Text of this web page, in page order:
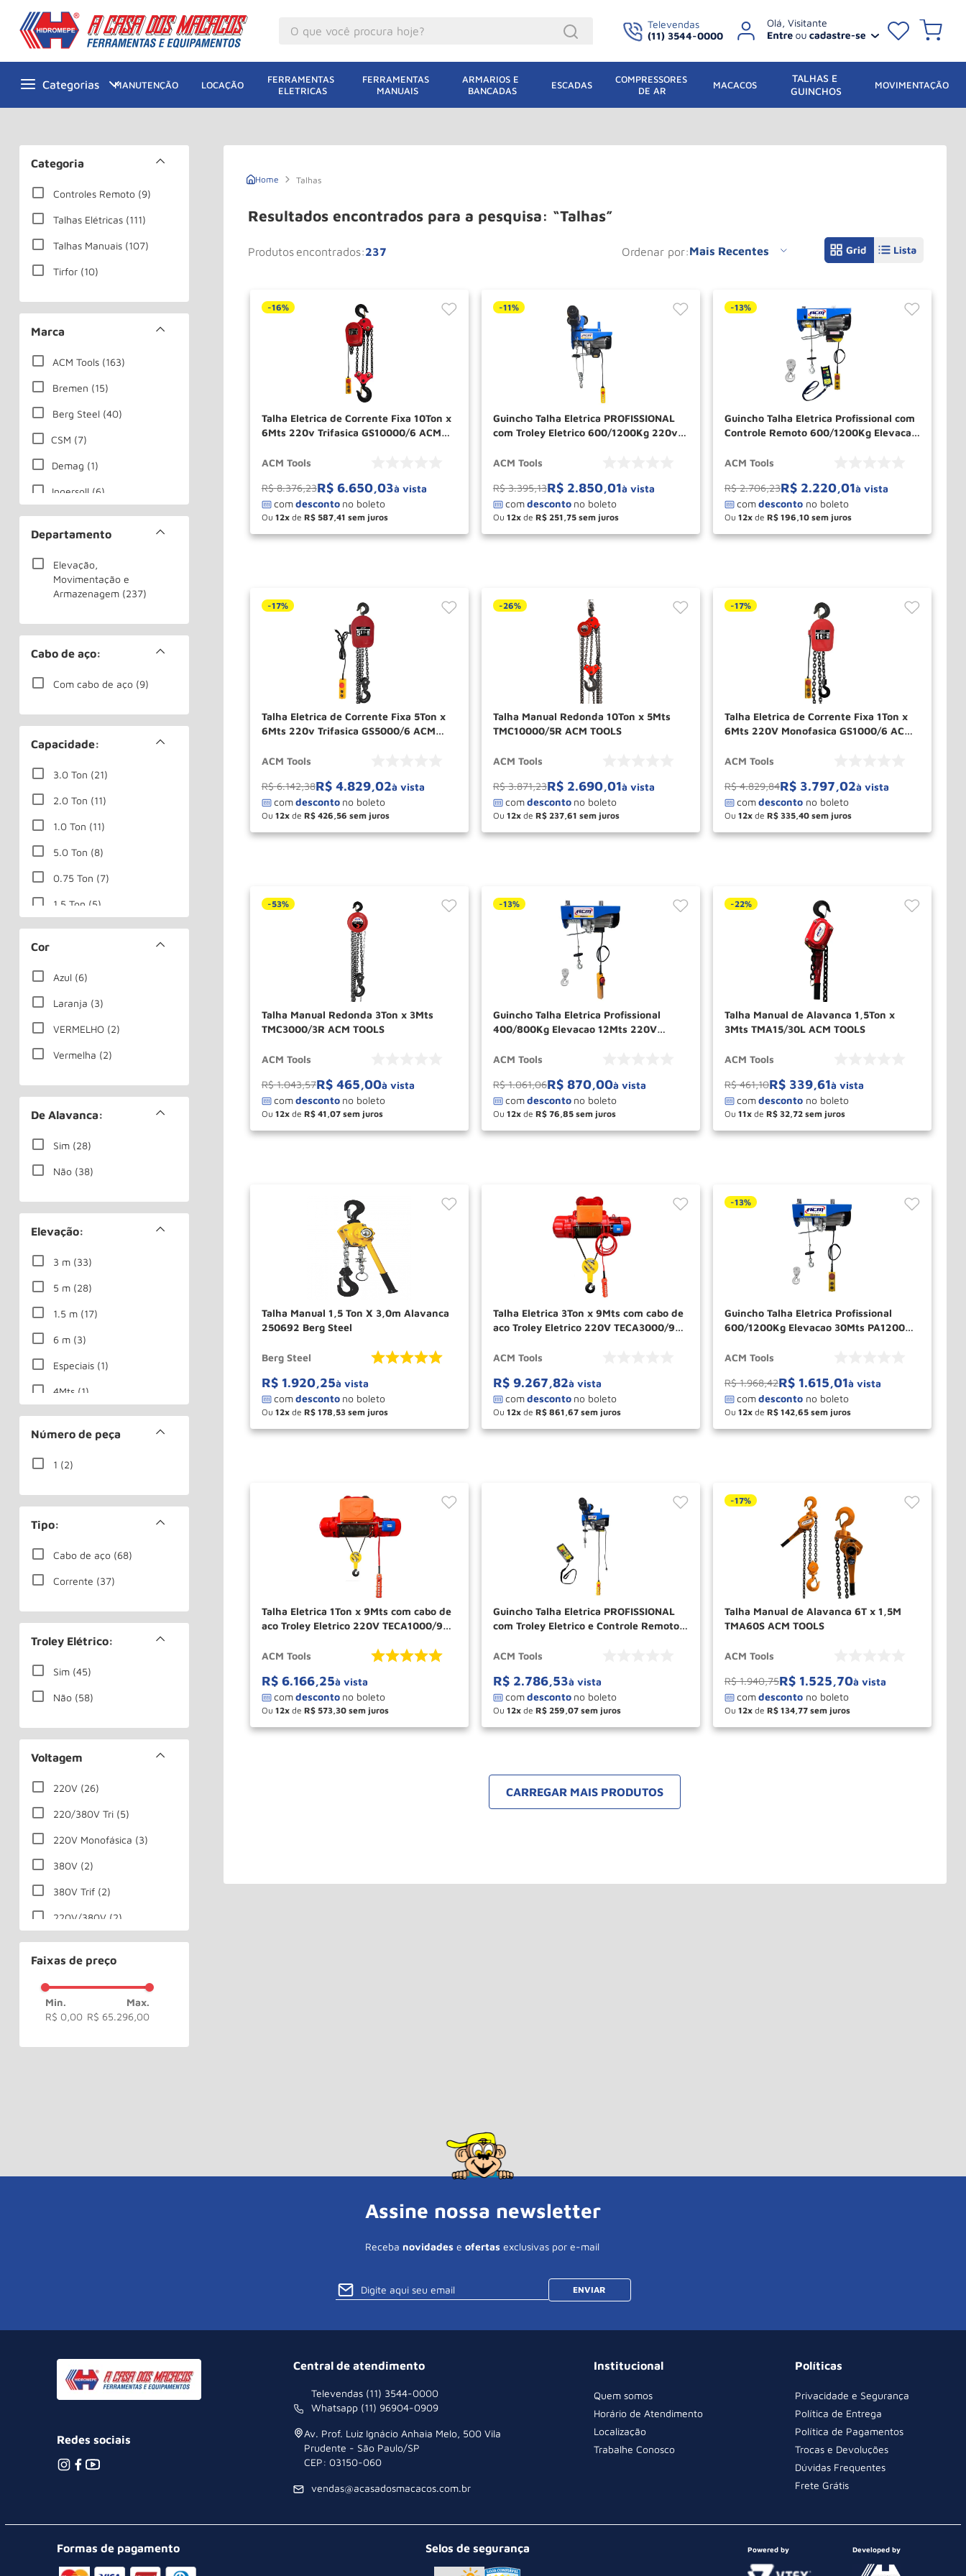
Televendas
(11) 3544-0000
MANUTENÇÃO LOCAÇÃO
FERRAMENTAS
ELETRICAS
FERRAMENTAS
MANUAIS
ARMARIOS E
BANCADAS
ESCADAS
COMPRESSORES
DE AR
MACACOS
TALHAS E
GUINCHOS
MOVIMENTAÇÃO
Categoria
Controles Remoto (9)
Talhas Elétricas (111)
Talhas Manuais (107)
Tirfor (10)
Marca
ACM Tools (163)
Berg Steel (40)
Bremen (15)
CSM (7)
Demag (1)
Ingersoll (6)
Koch (1)
Lynus )
Motomil (3
Departamento
Elevação,
Movimentação e
Armazenagem (237)
Cabo de aço:
Com cabo de aço (9)
Capacidade:
3.0 Ton (21)
2.0 Ton (11)
1.0 Ton (11)
5.0 Ton (8)
0.75 Ton (7)
1.5 Ton (5)
0.50 Ton (4)
10 Ton (
3.2 Ton (2)
Ver mais 19
Cor
Azul (6)
Laranja (3)
VERMELHO (2)
Vermelha (2)
De Alavanca:
Sim (28)
Não (38)
Elevação:
3 m (33)
5 m (28)
1.5 m (17)
6 m (3)
Especiais (1)
4Mts (1)
5Mts (1)
6Mts (34 )
8Mts
9Mts (16)
Ver mais 5
Número de peça
1 (2)
Tipo:
Cabo de aço (68)
Corrente (37)
Troley Elétrico:
Sim (45)
Não (58)
Voltagem
220V (26)
220/380V Tri (5)
220V Monofásica (3)
380V (2)
380V Trif (2)
220V/380V (2)
220/380V (2)
12V ( 1
Faixas de preço
R$ 0,00 R$ 65.296,00
Talhas
Talhas
237
Produtos ordenar por Mais Recentes
-16%
Talha Eletrica de Corrente Fixa 10Ton x
6Mts 220v Trifasica GS10000/6 ACM
ACM Tools
R$ 8.376,23R$ 6.650,03à vista
Ou 12 de R$ 587, 41
＋
－ COMPRAR
-11%
Guincho Talha Eletrica PROFISSIONAL
com Troley Eletrico 600/1200Kg 220v
ACM Tools
R$ 3.395,13R$ 2.850,01à vista
Ou 12 de R$ 251 75
＋
－ COMPRAR
-13%
Guincho Talha Eletrica Profissional com
Controle Remoto 600/1200Kg Elevacao
ACM Tools
R$ 2.706,23R$ 2.220,01à vista
Ou 12 de R$ 196 10
＋
－ COMPRAR
-17%
Talha Eletrica de Corrente Fixa 5Ton x
6Mts 220v Trifasica GS5000/6 ACM
ACM Tools
R$ 6.142,38R$ 4.829,02à vista
Ou 12 de R$ 426 56
＋
－ COMPRAR
-26%
Talha Manual Redonda 10Ton x 5Mts
TMC10000/5R ACM TOOLS
ACM Tools
R$ 3.871,23R$ 2.690,01à vista
Ou 12 de R$ 237, 61
＋
－ COMPRAR
-17%
Talha Eletrica de Corrente Fixa 1Ton x
6Mts 220V Monofasica GS1000/6 ACM
ACM Tools
R$ 4.829,84R$ 3.797,02à vista
Ou 12 de R$ 335, 40
＋
－ COMPRAR
-53%
Talha Manual Redonda 3Ton x 3Mts
TMC3000/3R ACM TOOLS
ACM Tools
R$ 1.043,57R$ 465,00à vista
Ou 12 de R$ 41 07
＋
－ COMPRAR
-13%
Guincho Talha Eletrica Profissional
400/800Kg Elevacao 12Mts 220V
ACM Tools
R$ 1.061,06R$ 870,00à vista
Ou 12 de R$ 76 85
＋
－ COMPRAR
-22%
Talha Manual de Alavanca 1,5Ton x
3Mts TMA15/30L ACM TOOLS
ACM Tools
R$ 461,10R$ 339,61à vista
Ou 11 de R$ 32, 72
＋
－ COMPRAR
Talha Manual 1,5 Ton X 3,0m Alavanca
250692 Berg Steel
Berg Steel
R$ 1.920,25à vista
Ou 12 de R$ 178 53
＋
－ COMPRAR
Talha Eletrica 3Ton x 9Mts com cabo de
aco Troley Eletrico 220V TECA3000/9
ACM Tools
R$ 9.267,82à vista
Ou 12 de R$ 861 67
＋
－ COMPRAR
-13%
Guincho Talha Eletrica Profissional
600/1200Kg Elevacao 30Mts PA1200
ACM Tools
R$ 1.968,42R$ 1.615,01à vista
Ou 12 de R$ 142, 65
＋
－ COMPRAR
Talha Eletrica 1Ton x 9Mts com cabo de
aco Troley Eletrico 220V TECA1000/9
ACM Tools
R$ 6.166,25à vista
Ou 12 de R$ 573, 30
＋
－ COMPRAR
Guincho Talha Eletrica PROFISSIONAL
com Troley Eletrico e Controle Remoto
TOOLS
ACM Tools
R$ 2.786,53à vista
Ou 12 de R$ 259 07
＋
－ COMPRAR
-17%
Talha Manual de Alavanca 6T x 1,5M
TMA60S ACM TOOLS
ACM Tools
R$ 1.940,75R$ 1.525,70à vista
Ou 12 de R$ 134, 77
＋
－ COMPRAR
Assine nossa newsletter
Receba novidades e ofertas exclusivas por e-mail
ENVIAR
Redes sociais
Central de atendimento
Televendas (11) 3544-0000
Whatsapp (11) 96904-0909
Av. Prof. Luiz Ignácio Anhaia Melo, 500 Vila
Prudente - São Paulo/SP
CEP: 03150-060
vendas@acasadosmacacos.com.br
Institucional
Quem somos
Horário de Atendimento
Localização
Trabalhe Conosco
Políticas
Privacidade e Segurança
Política de Entrega
Política de Pagamentos
Trocas e Devoluções
Dúvidas Frequentes
Frete Grátis
Formas de pagamento Selos de segurança Powered by Developed by
1º Macacos
5º Guincho
8 º Talha
10